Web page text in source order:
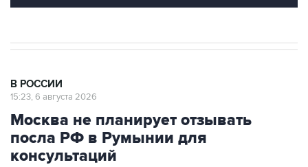
В РОССИИ
15:23, 6 августа 2026
Москва не планирует отзывать
посла РФ в Румынии для
консультаций